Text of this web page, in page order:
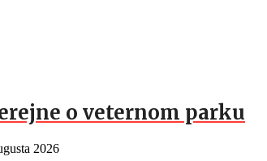
o veternom parku
2026